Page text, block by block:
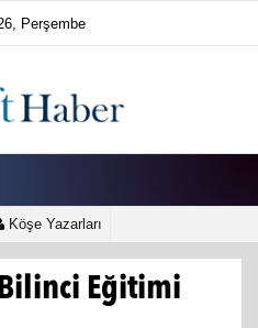
Perşembe
Köşe Yazarları
Bilinci Eğitimi